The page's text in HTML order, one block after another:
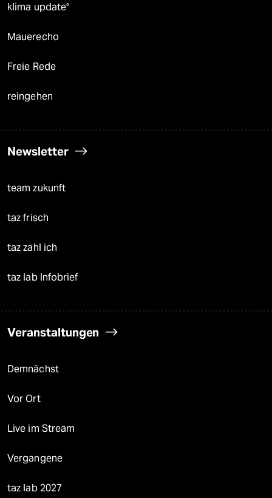
klima update°
Mauerecho
Freie Rede
reingehen
Newsletter
team zukunft
taz frisch
taz zahl ich
taz lab Infobrief
Veranstaltungen
Demnächst
Vor Ort
Live im Stream
Vergangene
taz lab 2027